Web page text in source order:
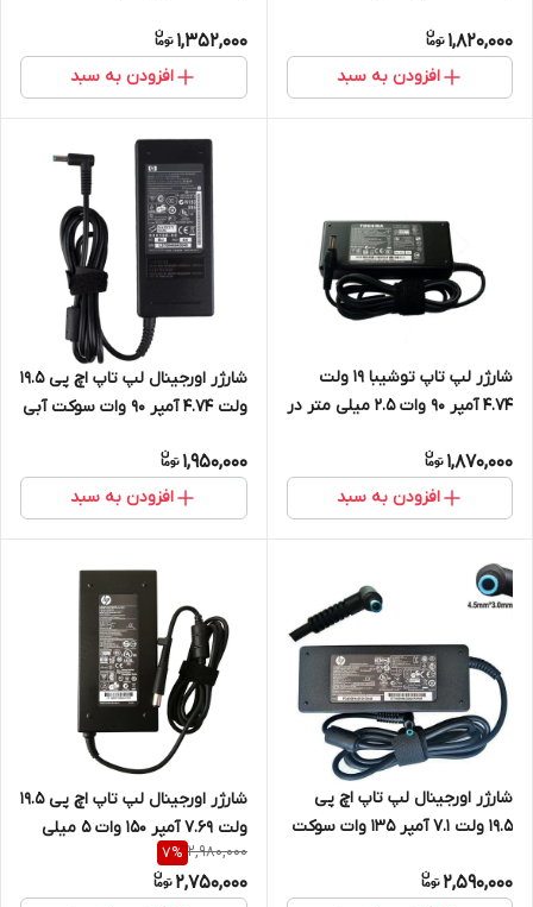
1,820,000
افزودن به سبد
1,352,000
افزودن به سبد
شارژر لپ تاپ توشیبا 19 ولت
4.74 آمپر 90 وات 2.5 میلی متر در
1,870,000
افزودن به سبد
شارژر اورجینال لپ تاپ اچ پی 19.5
ولت 4.74 آمپر 90 وات سوکت آبی
1,950,000
افزودن به سبد
شارژر اورجینال لپ تاپ اچ پی
19.5 ولت 7.1 آمپر 135 وات سوکت
2,590,000
شارژر اورجینال لپ تاپ اچ پی 19.5
ولت 7.69 آمپر 150 وات ۵ میلی
متر در۷.۴ میلی متر
2,980,000
7%
2,750,000